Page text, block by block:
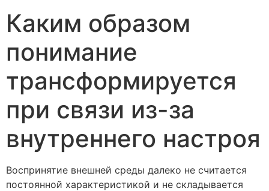
Каким образом
понимание
трансформируется
при связи из-за
внутреннего настроя
Воспринятие внешней среды далеко не считается
постоянной характеристикой и не складывается